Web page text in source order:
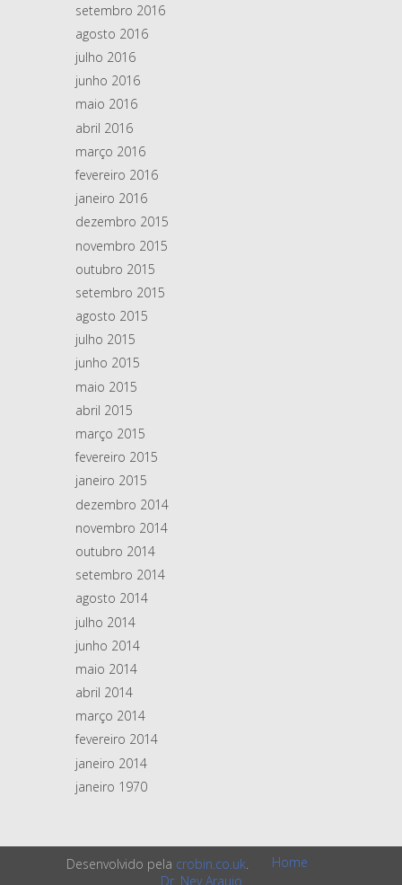
setembro 2016
agosto 2016
julho 2016
junho 2016
maio 2016
abril 2016
março 2016
fevereiro 2016
janeiro 2016
dezembro 2015
novembro 2015
outubro 2015
setembro 2015
agosto 2015
julho 2015
junho 2015
maio 2015
abril 2015
março 2015
fevereiro 2015
janeiro 2015
dezembro 2014
novembro 2014
outubro 2014
setembro 2014
agosto 2014
julho 2014
junho 2014
maio 2014
abril 2014
março 2014
fevereiro 2014
janeiro 2014
janeiro 1970
Desenvolvido pela crobin.co.uk.
Home
Dr. Ney Araujo